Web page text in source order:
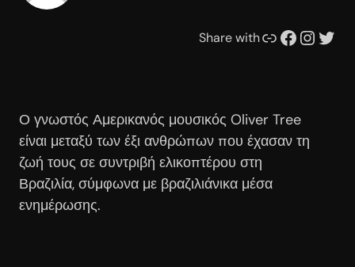
Share withΣυνδέσμου Facebook Instagram Twitter
Ο γνωστός Αμερικανός μουσικός Oliver Tree
είναι μεταξύ των έξι ανθρώπων που έχασαν τη
ζωή τους σε συντριβή ελικοπτέρου στη
Βραζιλία, σύμφωνα με βραζιλιάνικα μέσα
ενημέρωσης.